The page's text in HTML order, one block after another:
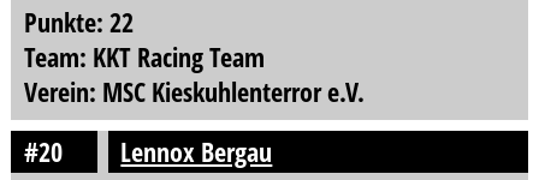
Punkte: 22
Team: KKT Racing Team
Verein: MSC Kieskuhlenterror e.V.
#20
Lennox Bergau